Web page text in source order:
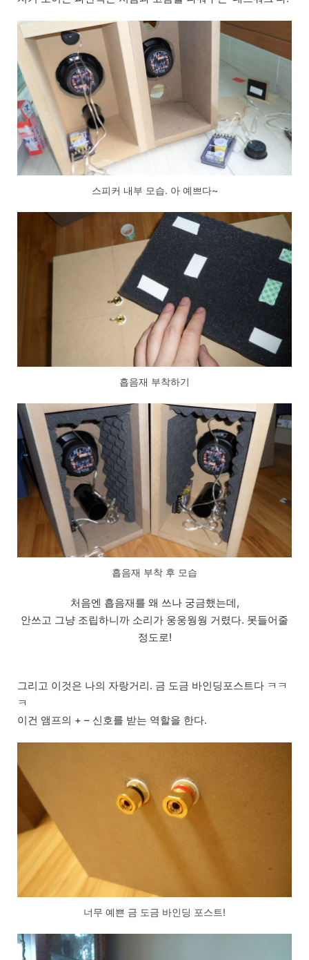
스피커 내부 모습. 아 예쁘다~
흡음재 부착하기
흡음재 부착 후 모습
처음엔 흡음재를 왜 쓰나 궁금했는데,
안쓰고 그냥 조립하니까 소리가 웅웅웡웡 거렸다. 못들어줄
정도로!
그리고 이것은 나의 자랑거리. 금 도금 바인딩포스트다 ㅋㅋ
ㅋ
이건 앰프의 + – 신호를 받는 역할을 한다.
너무 예쁜 금 도금 바인딩 포스트!